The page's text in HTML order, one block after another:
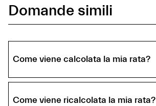
Domande simili
Come viene calcolata la mia rata?
Come viene ricalcolata la mia rata?